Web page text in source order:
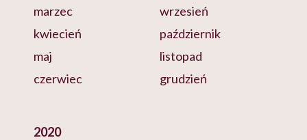
marzec
kwiecień
maj
czerwiec
wrzesień
październik
listopad
grudzień
2020